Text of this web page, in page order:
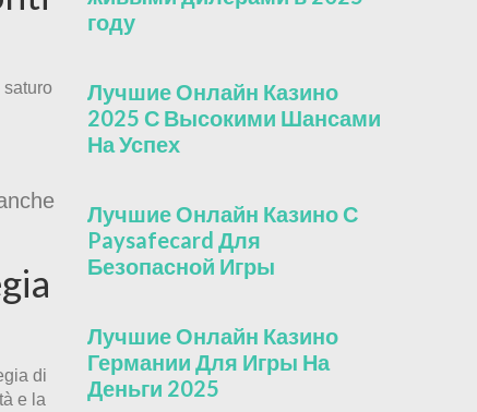
saturo
di
e la
году
Лучшие Онлайн Казино
2025 С Высокими Шансами
На Успех
Лучшие Онлайн Казино С
Paysafecard Для
Безопасной Игры
Лучшие Онлайн Казино
Германии Для Игры На
Деньги 2025